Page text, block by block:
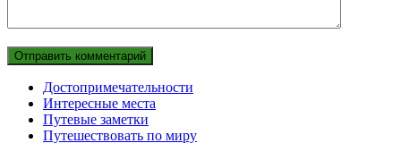
Достопримечательности
Интересные места
Путевые заметки
Путешествовать по миру